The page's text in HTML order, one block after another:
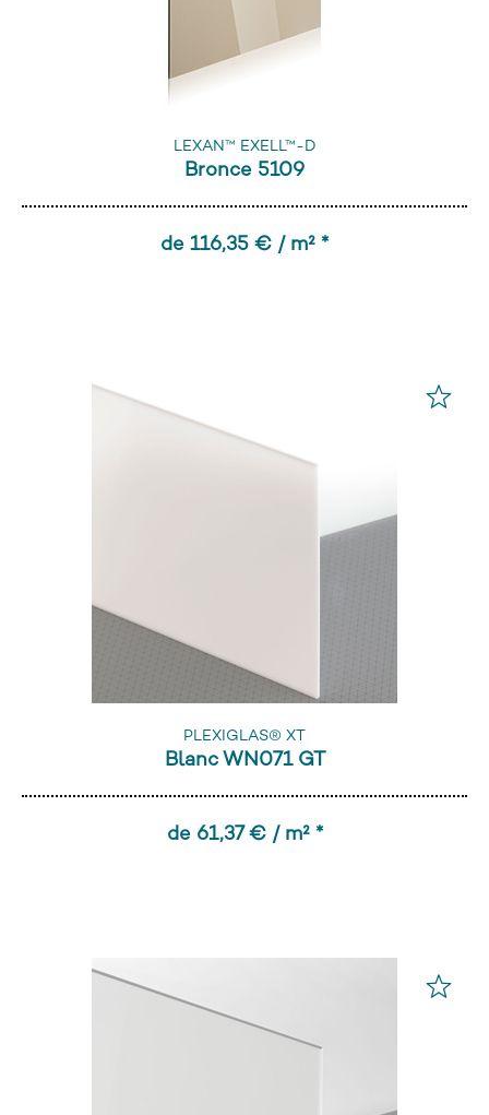
LEXAN™ EXELL™-D
Bronce 5109
de 116,35 € / m² *
PLEXIGLAS® XT
Blanc WN071 GT
de 61,37 € / m² *